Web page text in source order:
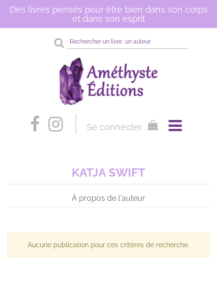
Des livres pensés pour être bien dans son corps
et dans son esprit
Rechercher
sur
site
Se connecter
KATJA SWIFT
À propos de l'auteur
Aucune publication pour ces critères de recherche.